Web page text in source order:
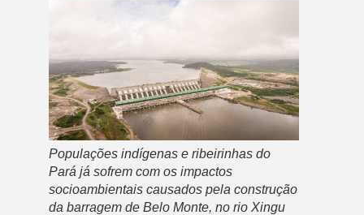
Populações indígenas e ribeirinhas do
Pará já sofrem com os impactos
socioambientais causados ​​pela construção
da barragem de Belo Monte, no rio Xingu